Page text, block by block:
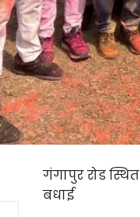
गंगापुर रोड
बधाई